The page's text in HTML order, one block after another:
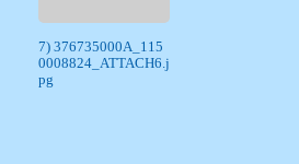
7) 376735000A_115
0008824_ATTACH6.j
pg